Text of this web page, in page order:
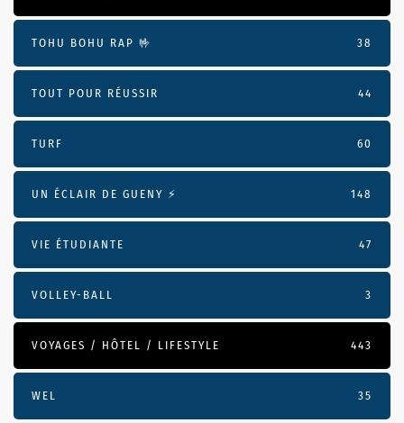
TOHU BOHU RAP 🤟 38
TOUT POUR RÉUSSIR 44
TURF 60
UN ÉCLAIR DE GUENY ⚡️ 148
VIE ÉTUDIANTE 47
VOLLEY-BALL 3
VOYAGES / HÔTEL / LIFESTYLE 443
WEL 35